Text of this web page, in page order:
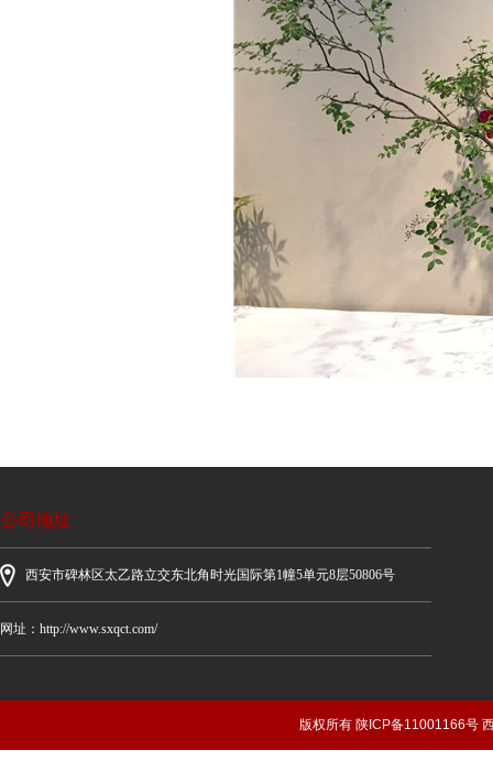
公司地址
西安市碑林区太乙路立交东北角时光国际第1幢5单元8层50806号
网址：http://www.sxqct.com/
版权所有 陕ICP备11001166号